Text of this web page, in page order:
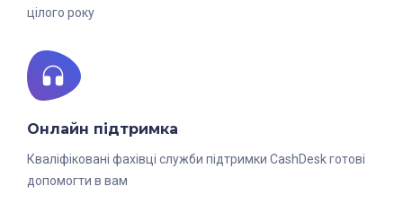
цілого року
Онлайн підтримка
Кваліфіковані фахівці служби підтримки CashDesk готові
допомогти в вам